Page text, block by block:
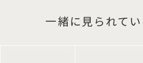
一緒に見られて